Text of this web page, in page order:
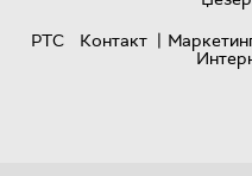
РТС
Контакт |